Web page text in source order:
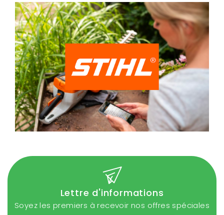
Lettre d'informations
Soyez les premiers à recevoir nos offres spéciales